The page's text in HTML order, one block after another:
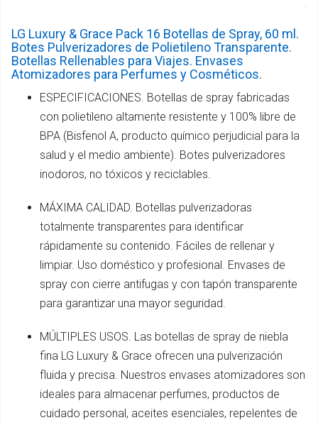
LG Luxury & Grace Pack 16 Botellas de Spray, 60 ml.
Botes Pulverizadores de Polietileno Transparente.
Botellas Rellenables para Viajes. Envases
Atomizadores para Perfumes y Cosméticos.
ESPECIFICACIONES. Botellas de spray fabricadas
con polietileno altamente resistente y 100% libre de
BPA (Bisfenol A, producto químico perjudicial para la
salud y el medio ambiente). Botes pulverizadores
inodoros, no tóxicos y reciclables.
MÁXIMA CALIDAD. Botellas pulverizadoras
totalmente transparentes para identificar
rápidamente su contenido. Fáciles de rellenar y
limpiar. Uso doméstico y profesional. Envases de
spray con cierre antifugas y con tapón transparente
para garantizar una mayor seguridad.
MÚLTIPLES USOS. Las botellas de spray de niebla
fina LG Luxury & Grace ofrecen una pulverización
fluida y precisa. Nuestros envases atomizadores son
ideales para almacenar perfumes, productos de
cuidado personal, aceites esenciales, repelentes de